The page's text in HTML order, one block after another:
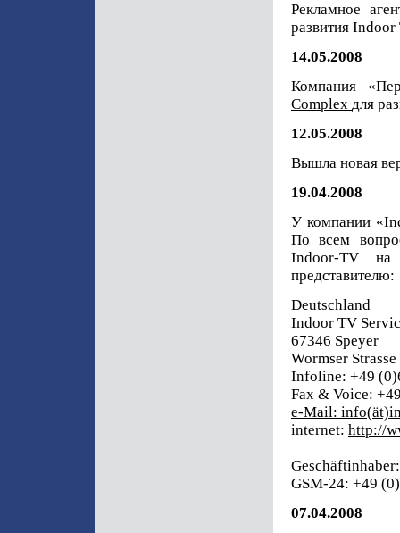
Рекламное
развития
14.05.2008
Компания
Complex для
12.05.2008
Вышла новая
19.04.2008
У компании
По всем
Indoor-TV на
представителю:
Deutschland
Indoor TV
67346 Speyer
Wormser Strasse
Infoline: +49
Fax & Voice:
e-Mail:
internet: http://
GSM-24: +49
07.04.2008